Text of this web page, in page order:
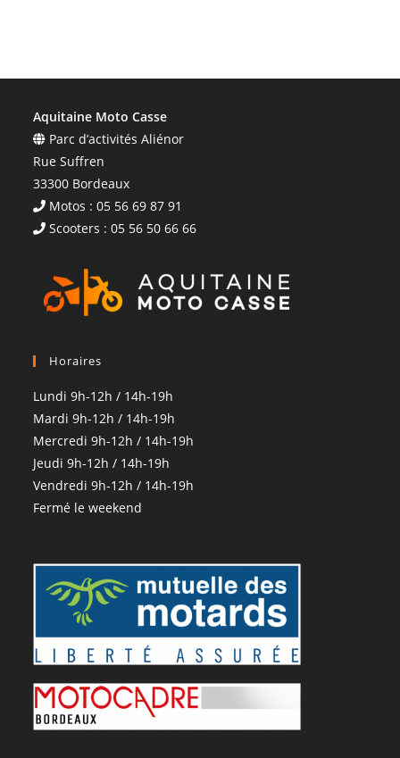
Aquitaine Moto Casse
Parc d’activités Aliénor
Rue Suffren
33300 Bordeaux
Motos : 05 56 69 87 91
Scooters : 05 56 50 66 66
Horaires
Lundi 9h-12h / 14h-19h
Mardi 9h-12h / 14h-19h
Mercredi 9h-12h / 14h-19h
Jeudi 9h-12h / 14h-19h
Vendredi 9h-12h / 14h-19h
Fermé le weekend